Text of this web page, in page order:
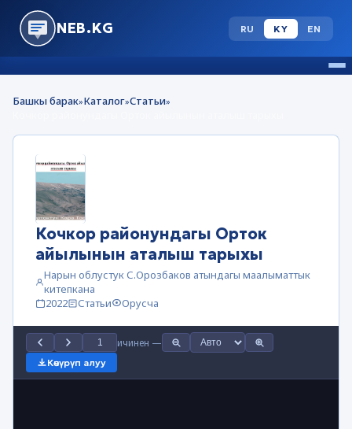
NEB.KG RU KY EN
Башкы барак»Каталог»Статьи»
Кочкор районундагы Орток
айылынын аталыш тарыхы
Нарын облустук С.Орозбаков атындагы маалыматтык
китепкана
2022
Статьи Орусча
ичинен —
Көчүрүп алуу